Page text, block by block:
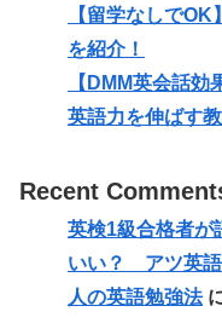
【留学なしで
を紹介！
【DMM英会話
英語力を伸ばす
Recent
英検1級合格者
いい？ アツ英
人の英語勉強法